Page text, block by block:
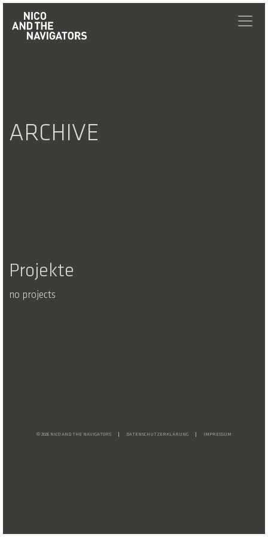
ARCHIVE
Projekte
no projects
© 2026 NICO AND THE NAVIGATORS DATENSCHUTZERKLÄRUNG IMPRESSUM